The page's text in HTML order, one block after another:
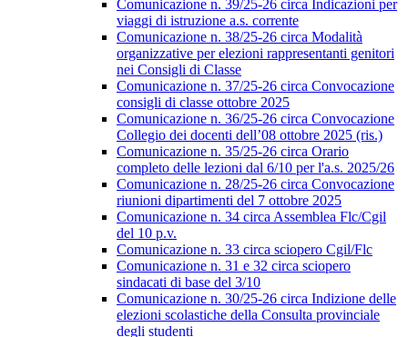
Comunicazione n. 39/25-26 circa Indicazioni per
viaggi di istruzione a.s. corrente
Comunicazione n. 38/25-26 circa Modalità
organizzative per elezioni rappresentanti genitori
nei Consigli di Classe
Comunicazione n. 37/25-26 circa Convocazione
consigli di classe ottobre 2025
Comunicazione n. 36/25-26 circa Convocazione
Collegio dei docenti dell’08 ottobre 2025 (ris.)
Comunicazione n. 35/25-26 circa Orario
completo delle lezioni dal 6/10 per l'a.s. 2025/26
Comunicazione n. 28/25-26 circa Convocazione
riunioni dipartimenti del 7 ottobre 2025
Comunicazione n. 34 circa Assemblea Flc/Cgil
del 10 p.v.
Comunicazione n. 33 circa sciopero Cgil/Flc
Comunicazione n. 31 e 32 circa sciopero
sindacati di base del 3/10
Comunicazione n. 30/25-26 circa Indizione delle
elezioni scolastiche della Consulta provinciale
degli studenti